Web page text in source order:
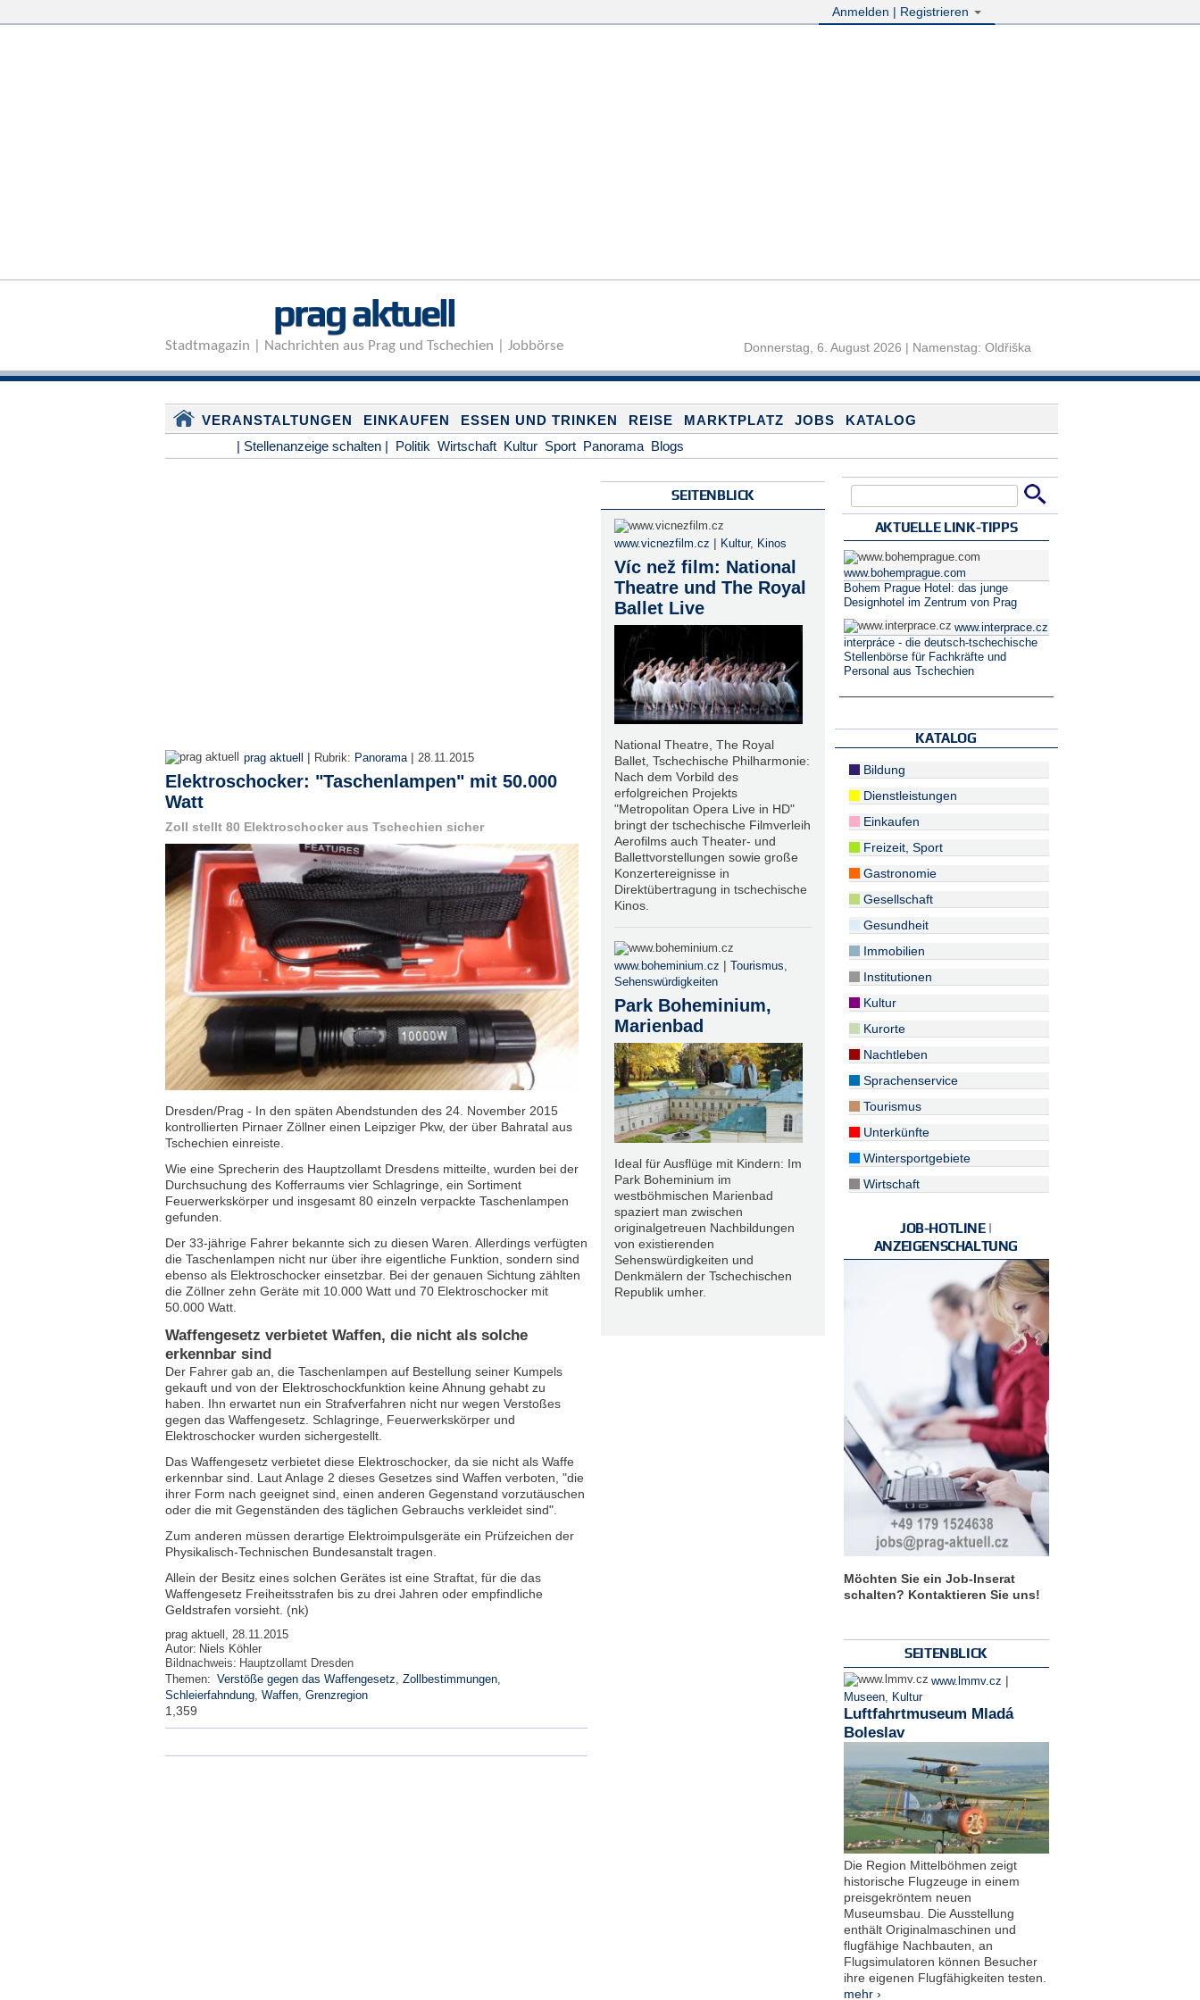
Anmelden | Registrieren
prag aktuell
Stadtmagazin | Nachrichten aus Prag und Tschechien | Jobbörse Donnerstag, 6. August 2026 | Namenstag: Oldřiška
VERANSTALTUNGEN EINKAUFEN ESSEN UND TRINKEN REISE MARKTPLATZ JOBS
KATALOG
| Stellenanzeige schalten | Politik Wirtschaft Kultur Sport Panorama Blogs
prag aktuell | Rubrik: Panorama | 28.11.2015
Elektroschocker: "Taschenlampen" mit 50.000
Watt
Zoll stellt 80 Elektroschocker aus Tschechien sicher
Dresden/Prag - In den späten Abendstunden des 24. November 2015
kontrollierten Pirnaer Zöllner einen Leipziger Pkw, der über Bahratal aus
Tschechien einreiste.
Wie eine Sprecherin des Hauptzollamt Dresdens mitteilte, wurden bei der
Durchsuchung des Kofferraums vier Schlagringe, ein Sortiment
Feuerwerkskörper und insgesamt 80 einzeln verpackte Taschenlampen
gefunden.
Der 33-jährige Fahrer bekannte sich zu diesen Waren. Allerdings verfügten
die Taschenlampen nicht nur über ihre eigentliche Funktion, sondern sind
ebenso als Elektroschocker einsetzbar. Bei der genauen Sichtung zählten
die Zöllner zehn Geräte mit 10.000 Watt und 70 Elektroschocker mit
50.000 Watt.
Waffengesetz verbietet Waffen, die nicht als solche
erkennbar sind
Der Fahrer gab an, die Taschenlampen auf Bestellung seiner Kumpels
gekauft und von der Elektroschockfunktion keine Ahnung gehabt zu
haben. Ihn erwartet nun ein Strafverfahren nicht nur wegen Verstoßes
gegen das Waffengesetz. Schlagringe, Feuerwerkskörper und
Elektroschocker wurden sichergestellt.
Das Waffengesetz verbietet diese Elektroschocker, da sie nicht als Waffe
erkennbar sind. Laut Anlage 2 dieses Gesetzes sind Waffen verboten, "die
ihrer Form nach geeignet sind, einen anderen Gegenstand vorzutäuschen
oder die mit Gegenständen des täglichen Gebrauchs verkleidet sind".
Zum anderen müssen derartige Elektroimpulsgeräte ein Prüfzeichen der
Physikalisch-Technischen Bundesanstalt tragen.
Allein der Besitz eines solchen Gerätes ist eine Straftat, für die das
Waffengesetz Freiheitsstrafen bis zu drei Jahren oder empfindliche
Geldstrafen vorsieht. (nk)
prag aktuell, 28.11.2015
Autor: Niels Köhler
Bildnachweis: Hauptzollamt Dresden
Themen: Verstöße gegen das Waffengesetz, Zollbestimmungen,
Schleierfahndung, Waffen, Grenzregion
1,359
SEITENBLICK
www.vicnezfilm.cz | Kultur, Kinos
Víc než film: National
Theatre und The Royal
Ballet Live
National Theatre, The Royal
Ballet, Tschechische Philharmonie:
Nach dem Vorbild des
erfolgreichen Projekts
"Metropolitan Opera Live in HD"
bringt der tschechische Filmverleih
Aerofilms auch Theater- und
Ballettvorstellungen sowie große
Konzertereignisse in
Direktübertragung in tschechische
Kinos.
www.boheminium.cz | Tourismus,
Sehenswürdigkeiten
Park Boheminium,
Marienbad
Ideal für Ausflüge mit Kindern: Im
Park Boheminium im
westböhmischen Marienbad
spaziert man zwischen
originalgetreuen Nachbildungen
von existierenden
Sehenswürdigkeiten und
Denkmälern der Tschechischen
Republik umher.
AKTUELLE LINK-TIPPS
www.bohemprague.com
Bohem Prague Hotel: das junge
Designhotel im Zentrum von Prag
www.interprace.cz
interpráce - die deutsch-tschechische
Stellenbörse für Fachkräfte und
Personal aus Tschechien
KATALOG
Bildung
Dienstleistungen
Einkaufen
Freizeit, Sport
Gastronomie
Gesellschaft
Gesundheit
Immobilien
Institutionen
Kultur
Kurorte
Nachtleben
Sprachenservice
Tourismus
Unterkünfte
Wintersportgebiete
Wirtschaft
JOB-HOTLINE |
ANZEIGENSCHALTUNG
Möchten Sie ein Job-Inserat
schalten? Kontaktieren Sie uns!
SEITENBLICK
www.lmmv.cz |
Museen, Kultur
Luftfahrtmuseum Mladá
Boleslav
Die Region Mittelböhmen zeigt
historische Flugzeuge in einem
preisgekröntem neuen
Museumsbau. Die Ausstellung
enthält Originalmaschinen und
flugfähige Nachbauten, an
Flugsimulatoren können Besucher
ihre eigenen Flugfähigkeiten testen.
mehr ›